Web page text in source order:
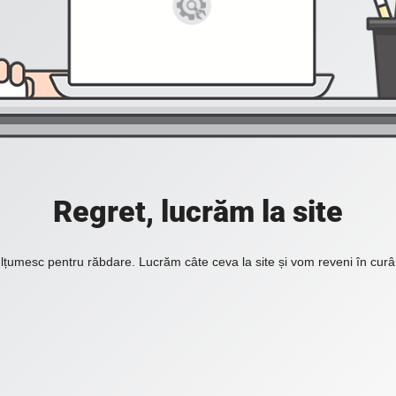
Regret, lucrăm la site
pentru răbdare. Lucrăm câte ceva la site și vom reveni în